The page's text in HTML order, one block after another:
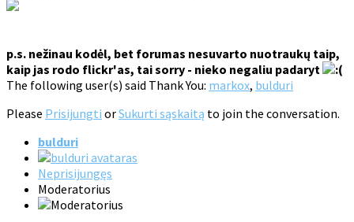
p.s. nežinau kodėl, bet forumas nesuvarto nuotraukų taip,
kaip jas rodo flickr'as, tai sorry - nieko negaliu padaryt
The following user(s) said Thank You: markox, bulduri
Please Prisijungti orSukurti sąskaitą to join the conversation.
bulduri
Neprisijungęs
Moderatorius